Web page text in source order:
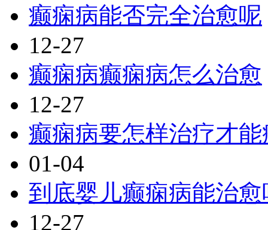
癫痫病能否完全治愈呢
12-27
癫痫病癫痫病怎么治愈
12-27
癫痫病要怎样治疗才能
01-04
到底婴儿癫痫病能治愈
12-27